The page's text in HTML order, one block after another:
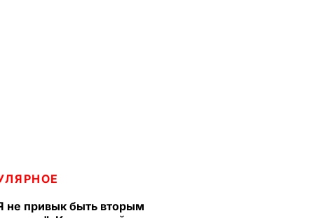
не привык быть вторым